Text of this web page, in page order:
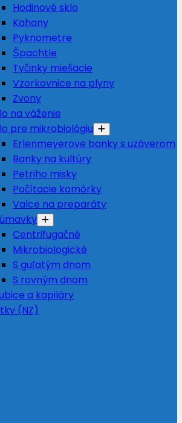
Hodinové sklo
Kahany
Pyknometre
Špachtle
Tyčinky miešacie
Vzorkovnice na plyny
Zvony
na váženie
pre mikrobiológiu
Erlenmeyerove banky s uzáverom
Banky na kultúry
Petriho misky
Počítacie komôrky
Valce na preparáty
Centrifugačné
Mikrobiologické
S guľatým dnom
S rovným dnom
a kapiláry
(NZ)